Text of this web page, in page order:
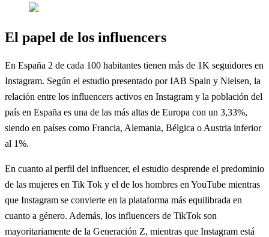
El papel de los influencers
En España 2 de cada 100 habitantes tienen más de 1K seguidores en
Instagram. Según el estudio presentado por IAB Spain y Nielsen, la
relación entre los influencers activos en Instagram y la población del
país en España es una de las más altas de Europa con un 3,33%,
siendo en países como Francia, Alemania, Bélgica o Austria inferior
al 1%.
En cuanto al perfil del influencer, el estudio desprende el predominio
de las mujeres en Tik Tok y el de los hombres en YouTube mientras
que Instagram se convierte en la plataforma más equilibrada en
cuanto a género. Además, los influencers de TikTok son
mayoritariamente de la Generación Z, mientras que Instagram está